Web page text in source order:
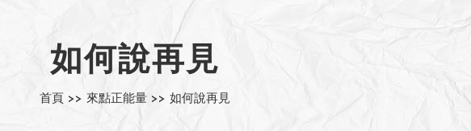
如何說再見
首頁 >> 來點正能量 >> 如何說再見